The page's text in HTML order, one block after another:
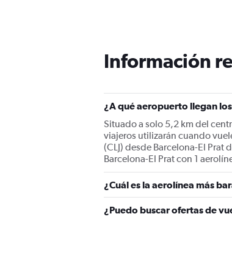
Información
¿A qué aeropuerto llegan
Situado a solo 5,2 km del
viajeros utilizarán cuando
(CLJ) desde Barcelona-El
Barcelona-El Prat con 1
¿Cuál es la aerolínea más
¿Puedo buscar ofertas de